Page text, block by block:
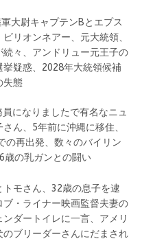
大尉キャプテンBとエプス
リオンネアー、元大統領、
々、アンドリュー元王子の
疑惑、2028年大統領候補
失態
になりましたで有名なニュ
ん、5年前に沖縄に移住、
の再出発、数々のバイリン
歳の乳ガンとの闘い
モさん、32歳の息子を逮
・ライナー映画監督夫妻の
ダートイレに一言、アメリ
ブリーダーさんにだまされ